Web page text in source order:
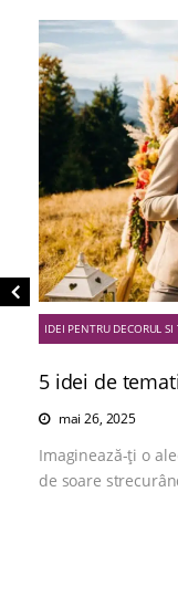
IDEI PENTRU DECORUL
5 idei de
mai 26, 2025
Imaginează-ți o
de soare